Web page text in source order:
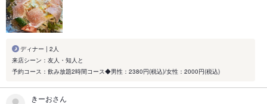
ディナー | 2人
来店シーン：友人・知人と
予約コース：飲み放題2時間コース◆男性：2380円(税込)/女性：2000円(税込)
きーおさん